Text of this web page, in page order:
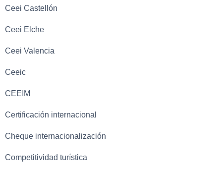
Ceei Castellón
Ceei Elche
Ceei Valencia
Ceeic
CEEIM
Certificación internacional
Cheque internacionalización
Competitividad turística